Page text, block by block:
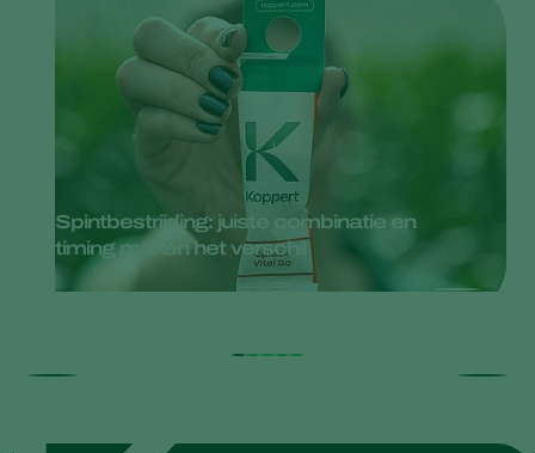
Spintbestrijding: juiste combinatie en
timing maken het verschil